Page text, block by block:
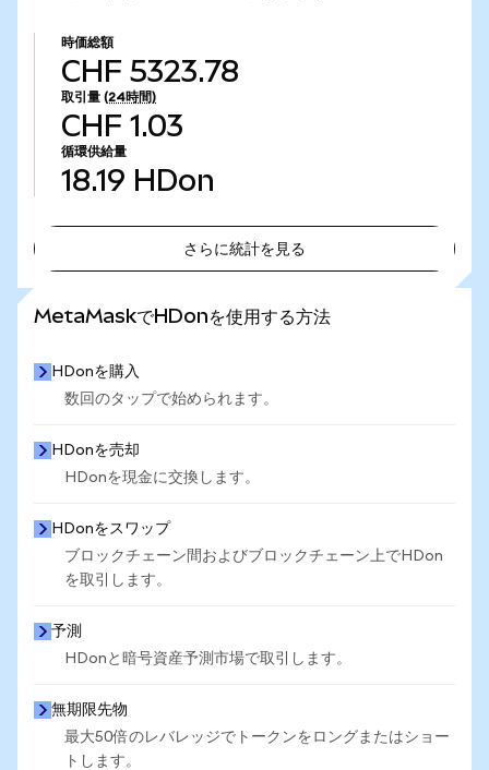
時価総額
CHF 5323.78
取引量 (24時間)
CHF 1.03
循環供給量
18.19 HDon
さらに統計を見る
MetaMaskでHDonを使用する方法
HDonを購入
数回のタップで始められます。
HDonを売却
HDonを現金に交換します。
HDonをスワップ
ブロックチェーン間およびブロックチェーン上でHDon
を取引します。
予測
HDonと暗号資産予測市場で取引します。
無期限先物
最大50倍のレバレッジでトークンをロングまたはショー
トします。